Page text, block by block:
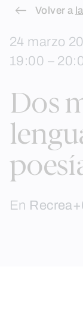
Skip
content
Volver a
24 marzo
19:00 –
Dos
En